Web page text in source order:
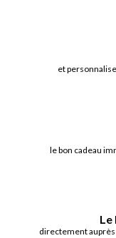
et
le bon cadeau
Le
directement